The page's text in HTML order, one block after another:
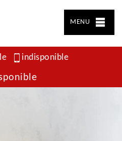
MENU
indisponible